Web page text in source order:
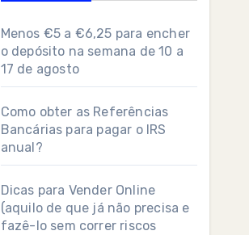
Menos €5 a €6,25 para encher
o depósito na semana de 10 a
17 de agosto
Como obter as Referências
Bancárias para pagar o IRS
anual?
Dicas para Vender Online
(aquilo de que já não precisa e
fazê-lo sem correr riscos